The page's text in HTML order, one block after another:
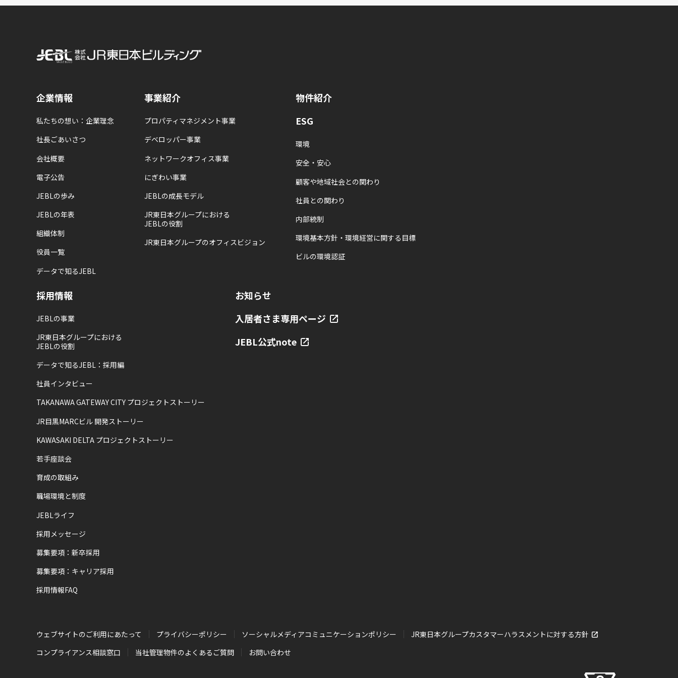
企業情報
私たちの想い：企業理念
社長ごあいさつ
会社概要
電子公告
JEBLの歩み
JEBLの年表
組織体制
役員一覧
データで知るJEBL
事業紹介
プロパティマネジメント事業
デベロッパー事業
ネットワークオフィス事業
にぎわい事業
JEBLの成長モデル
JR東日本グループにおける
JEBLの役割
JR東日本グループのオフィスビジョン
物件紹介
ESG
環境
安全・安心
顧客や地域社会との関わり
社員との関わり
内部統制
環境基本方針・環境経営に関する目標
ビルの環境認証
採用情報
JEBLの事業
JR東日本グループにおける
JEBLの役割
データで知るJEBL：採用編
社員インタビュー
TAKANAWA GATEWAY CITY プロジェクトストーリー
JR目黒MARCビル 開発ストーリー
KAWASAKI DELTA プロジェクトストーリー
若手座談会
育成の取組み
職場環境と制度
JEBLライフ
採用メッセージ
募集要項：新卒採用
募集要項：キャリア採用
採用情報FAQ
お知らせ
入居者さま専用ページ
JEBL公式note
ウェブサイトのご利用にあたって プライバシーポリシー ソーシャルメディアコミュニケーションポリシー
JR東日本グループカスタマーハラスメントに対する方針
コンプライアンス相談窓口
当社管理物件のよくあるご質問 お問い合わせ